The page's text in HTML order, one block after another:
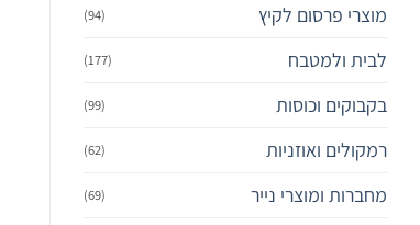
מוצרי פרסום לקיץ (94)
לבית ולמטבח (177)
בקבוקים וכוסות (99)
רמקולים ואוזניות (62)
מחברות ומוצרי נייר (69)